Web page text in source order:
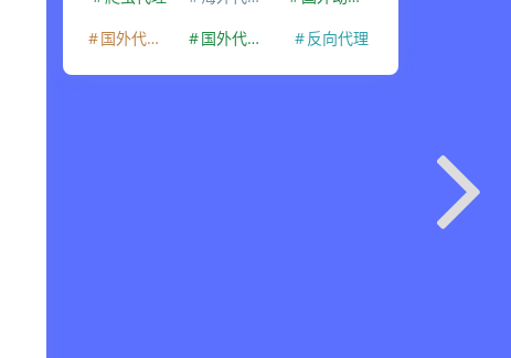
国外代理IP
国外代理ip 反向代理